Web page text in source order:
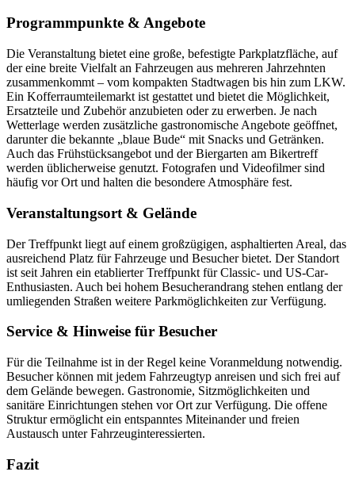
Programmpunkte & Angebote
Die Veranstaltung bietet eine große, befestigte Parkplatzfläche, auf
der eine breite Vielfalt an Fahrzeugen aus mehreren Jahrzehnten
zusammenkommt – vom kompakten Stadtwagen bis hin zum LKW.
Ein Kofferraumteilemarkt ist gestattet und bietet die Möglichkeit,
Ersatzteile und Zubehör anzubieten oder zu erwerben. Je nach
Wetterlage werden zusätzliche gastronomische Angebote geöffnet,
darunter die bekannte „blaue Bude“ mit Snacks und Getränken.
Auch das Frühstücksangebot und der Biergarten am Bikertreff
werden üblicherweise genutzt. Fotografen und Videofilmer sind
häufig vor Ort und halten die besondere Atmosphäre fest.
Veranstaltungsort & Gelände
Der Treffpunkt liegt auf einem großzügigen, asphaltierten Areal, das
ausreichend Platz für Fahrzeuge und Besucher bietet. Der Standort
ist seit Jahren ein etablierter Treffpunkt für Classic- und US-Car-
Enthusiasten. Auch bei hohem Besucherandrang stehen entlang der
umliegenden Straßen weitere Parkmöglichkeiten zur Verfügung.
Service & Hinweise für Besucher
Für die Teilnahme ist in der Regel keine Voranmeldung notwendig.
Besucher können mit jedem Fahrzeugtyp anreisen und sich frei auf
dem Gelände bewegen. Gastronomie, Sitzmöglichkeiten und
sanitäre Einrichtungen stehen vor Ort zur Verfügung. Die offene
Struktur ermöglicht ein entspanntes Miteinander und freien
Austausch unter Fahrzeuginteressierten.
Fazit